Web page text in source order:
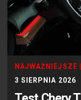
NAJWAŻNIEJSZE
3 SIERPNIA 2026